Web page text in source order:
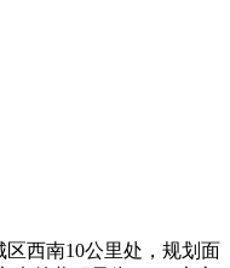
西南10公里处，规划面